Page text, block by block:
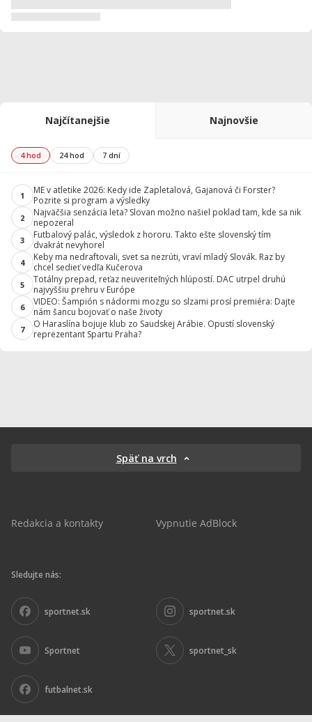
Najčítanejšie Najnovšie
4 hod 24 hod 7 dní
1
ME v atletike 2026: Kedy ide Zapletalová, Gajanová či Forster?
Pozrite si program a výsledky
2
Najväčšia senzácia leta? Slovan možno našiel poklad tam, kde sa nik
nepozeral
3
Futbalový palác, výsledok z hororu. Takto ešte slovenský tím
dvakrát nevyhorel
4
Keby ma nedraftovali, svet sa nezrúti, vraví mladý Slovák. Raz by
chcel sedieť vedľa Kučerova
5
Totálny prepad, reťaz neuveriteľných hlúpostí. DAC utrpel druhú
najvyššiu prehru v Európe
6
VIDEO: Šampión s nádormi mozgu so slzami prosí premiéra: Dajte
nám šancu bojovať o naše životy
7
O Haraslína bojuje klub zo Saudskej Arábie. Opustí slovenský
reprezentant Spartu Praha?
Späť na vrch
Redakcia a kontakty Vypnutie AdBlock
Sledujte nás:
sportnet.sk sportnet.sk
Sportnet sportnet_sk
futbalnet.sk